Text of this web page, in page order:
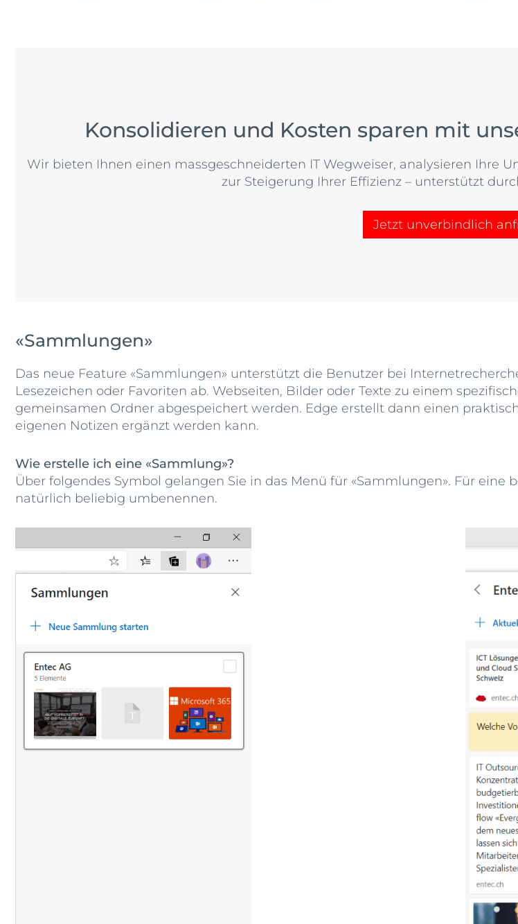
Konsolidieren und Kosten sparen mit
Wir bieten Ihnen einen massgeschneiderten IT Wegweiser, analysieren Ihre
zur Steigerung Ihrer Effizienz – unterstützt
Jetzt unverbindlich
«Sammlungen»
Das neue Feature «Sammlungen» unterstützt die Benutzer bei
Lesezeichen oder Favoriten ab. Webseiten, Bilder oder Texte zu einem
gemeinsamen Ordner abgespeichert werden. Edge erstellt dann einen
eigenen Notizen ergänzt werden kann.
Wie erstelle ich eine «Sammlung»?
Über folgendes Symbol gelangen Sie in das Menü für «Sammlungen». Für
natürlich beliebig umbenennen.